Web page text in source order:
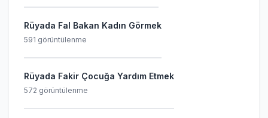
Rüyada Fal Bakan Kadın Görmek
591 görüntülenme
Rüyada Fakir Çocuğa Yardım Etmek
572 görüntülenme